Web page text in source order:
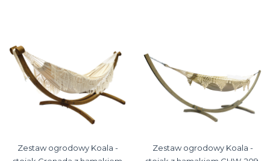
Zestaw ogrodowy Koala -
Zestaw ogrodowy Koala -